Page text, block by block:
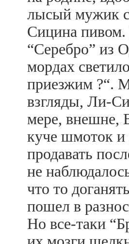
лысый мужик
Сицина пивом.
“Серебро” из
мордах
приезжим ?“.
взгляды, Ли-
мере, внешне,
куче шмоток и
продавать
не
что то
пошел в
Но все-таки